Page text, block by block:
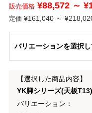
販売価格¥88,572 ～
定価 ¥161,040 ～
バリエーションを選択
【選択した商品内容】
YK脚シリーズ(天板T13)
バリエーション：